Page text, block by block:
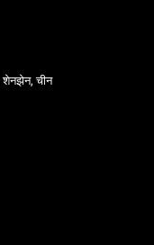
शेनझेन, चीन